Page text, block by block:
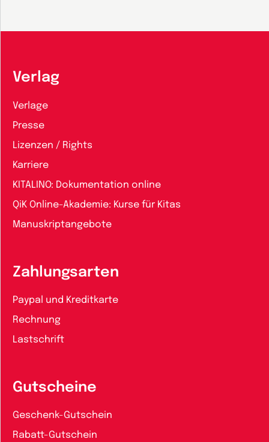
Verlag
Verlage
Presse
Lizenzen / Rights
Karriere
KITALINO: Dokumentation online
QiK Online-Akademie: Kurse für Kitas
Manuskriptangebote
Zahlungsarten
Paypal und Kreditkarte
Rechnung
Lastschrift
Gutscheine
Geschenk-Gutschein
Rabatt-Gutschein